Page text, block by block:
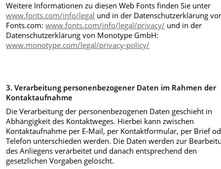
Weitere Informationen zu diesen Web Fonts finden Sie unter
www.fonts.com/info/legal und in der Datenschutzerklärung
Fonts.com:www.fonts.com/info/legal/privacy/ und in der
Datenschutzerklärung von Monotype GmbH:
www.monotype.com/legal/privacy-policy/
3. Verarbeitung personenbezogener Daten im Rahmen der
Kontaktaufnahme
Die Verarbeitung der personenbezogenen Daten geschieht in
Abhängigkeit des Kontaktweges. Hierbei kann zwischen
Kontaktaufnahme per E-Mail, per Kontaktformular, per Brief
Telefon unterschieden werden. Die Daten werden zur
des Anliegens verarbeitet und danach entsprechend den
gesetzlichen Vorgaben gelöscht.